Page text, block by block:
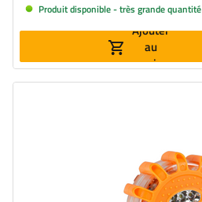
Produit disponible - très grande quantité
Ajouter
au
panier